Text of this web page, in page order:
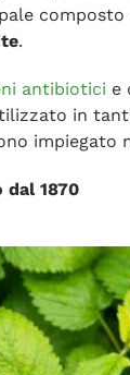
.
antibiotici e
in
impiegato
1870